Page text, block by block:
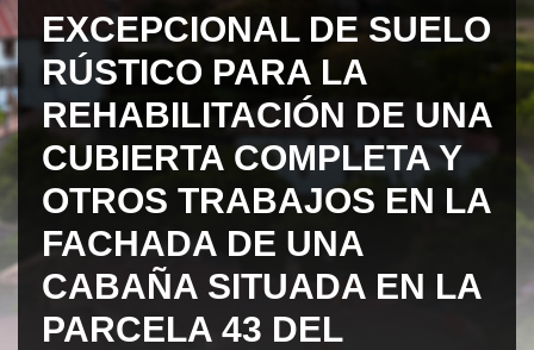
EXCEPCIONAL DE SUELO
RÚSTICO PARA LA
REHABILITACIÓN DE UNA
CUBIERTA COMPLETA Y
OTROS TRABAJOS EN LA
FACHADA DE UNA
CABAÑA SITUADA EN LA
PARCELA 43 DEL